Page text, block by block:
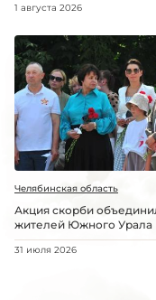
1 августа 2026
Челябинская область
Акция скорби
жителей Южного Урала
31 июля 2026